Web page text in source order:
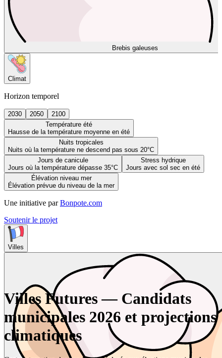
Brebis galeuses
Climat
Horizon temporel
2030 2050
2100
Température été
Hausse de la température moyenne en été
Nuits tropicales
Nuits où la température ne descend pas sous 20°C
Jours de canicule
Jours où la température dépasse 35°C
Stress hydrique
Jours avec sol sec en été
Élévation niveau mer
Élévation prévue du niveau de la mer
Une initiative par Bonpote.com
Soutenir le projet
Villes
Villes Futures — Candidats
municipales 2026 et projections
climatiques